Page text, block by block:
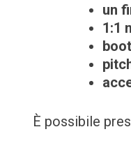
un
1:1
È possibile